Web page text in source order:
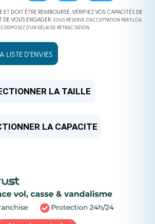
2799,00 €
À
2999,00 €
ET DOIT ÊTRE REMBOURSÉ. VÉRIFIEZ VOS CAPACITÉS DE
DE VOUS ENGAGER. SOUS RÉSERVE D’ACCEPTATION PAR FLOA.
DISPOSEZ D’UN DÉLAI DE RÉTRACTATION.
LISTE D’ENVIES